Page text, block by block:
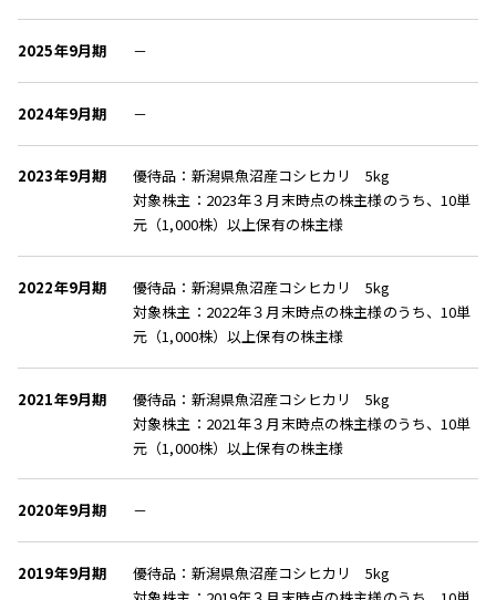
2025年9月期 －
2024年9月期 －
2023年9月期
優待品：新潟県魚沼産コシヒカリ 5kg
対象株主：2023年３月末時点の株主様のうち、10単
元（1,000株）以上保有の株主様
2022年9月期
優待品：新潟県魚沼産コシヒカリ 5kg
対象株主：2022年３月末時点の株主様のうち、10単
元（1,000株）以上保有の株主様
2021年9月期
優待品：新潟県魚沼産コシヒカリ 5kg
対象株主：2021年３月末時点の株主様のうち、10単
元（1,000株）以上保有の株主様
2020年9月期 －
2019年9月期
優待品：新潟県魚沼産コシヒカリ 5kg